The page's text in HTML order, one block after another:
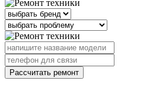
Рассчитать ремонт